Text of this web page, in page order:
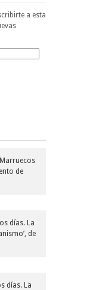
a esta
de
días. La
de
días. La